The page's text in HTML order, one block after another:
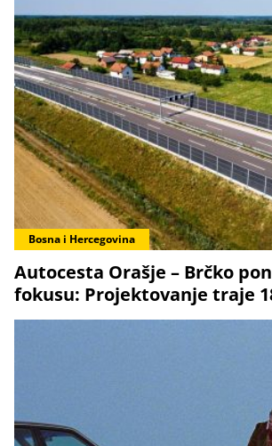
Bosna i Hercegovina
Autocesta Orašje – Brčko
fokusu: Projektovanje traje